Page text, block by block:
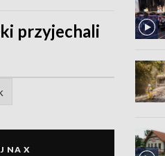
przyjechali
NA X